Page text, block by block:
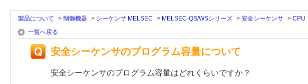
製品について > 制御機器 > シーケンサ MELSEC > MELSEC-QS/WSシリーズ > 安全シーケンサ > CPU
一覧へ戻る
安全シーケンサのプログラム容量について
安全シーケンサのプログラム容量はどれくらいですか？